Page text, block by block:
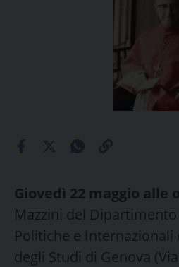
Giovedì 22 maggio alle
Mazzini del Dipartimento
Politiche e Internazionali
degli Studi di Genova